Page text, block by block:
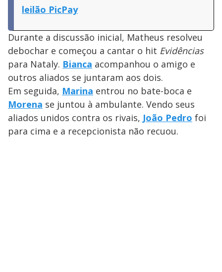
leilão PicPay
Durante a discussão inicial, Matheus resolveu
debochar e começou a cantar o hit Evidências
para Nataly. Bianca acompanhou o amigo e
outros aliados se juntaram aos dois.
Em seguida, Marina entrou no bate-boca e
Morena se juntou à ambulante. Vendo seus
aliados unidos contra os rivais, João Pedro foi
para cima e a recepcionista não recuou.